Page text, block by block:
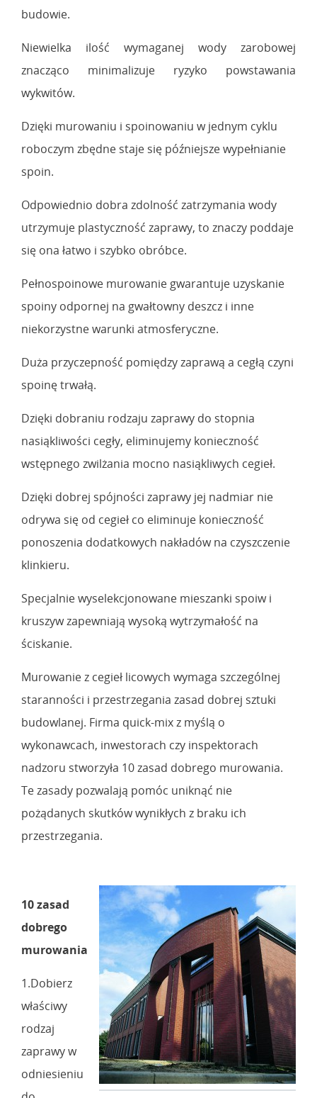
budowie.
Niewielka ilość wymaganej wody zarobowej
znacząco minimalizuje ryzyko powstawania
wykwitów.
Dzięki murowaniu i spoinowaniu w jednym cyklu
roboczym zbędne staje się późniejsze wypełnianie
spoin.
Odpowiednio dobra zdolność zatrzymania wody
utrzymuje plastyczność zaprawy, to znaczy poddaje
się ona łatwo i szybko obróbce.
Pełnospoinowe murowanie gwarantuje uzyskanie
spoiny odpornej na gwałtowny deszcz i inne
niekorzystne warunki atmosferyczne.
Duża przyczepność pomiędzy zaprawą a cegłą czyni
spoinę trwałą.
Dzięki dobraniu rodzaju zaprawy do stopnia
nasiąkliwości cegły, eliminujemy konieczność
wstępnego zwilżania mocno nasiąkliwych cegieł.
Dzięki dobrej spójności zaprawy jej nadmiar nie
odrywa się od cegieł co eliminuje konieczność
ponoszenia dodatkowych nakładów na czyszczenie
klinkieru.
Specjalnie wyselekcjonowane mieszanki spoiw i
kruszyw zapewniają wysoką wytrzymałość na
ściskanie.
Murowanie z cegieł licowych wymaga szczególnej
staranności i przestrzegania zasad dobrej sztuki
budowlanej. Firma quick-mix z myślą o
wykonawcach, inwestorach czy inspektorach
nadzoru stworzyła 10 zasad dobrego murowania.
Te zasady pozwalają pomóc uniknąć nie
pożądanych skutków wynikłych z braku ich
przestrzegania.
10 zasad
dobrego
murowania
1.Dobierz
właściwy
rodzaj
zaprawy w
odniesieniu